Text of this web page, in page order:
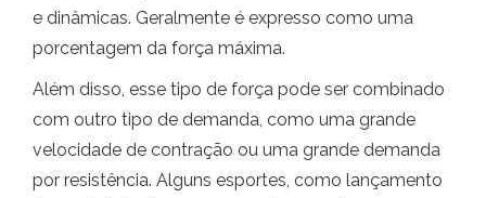
e dinâmicas. Geralmente é expresso como uma
porcentagem da força máxima.
Além disso, esse tipo de força pode ser combinado
com outro tipo de demanda, como uma grande
velocidade de contração ou uma grande demanda
por resistência. Alguns esportes, como lançamento